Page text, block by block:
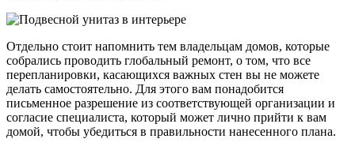
Отдельно стоит напомнить тем владельцам домов, которые
собрались проводить глобальный ремонт, о том, что все
перепланировки, касающихся важных стен вы не можете
делать самостоятельно. Для этого вам понадобится
письменное разрешение из соответствующей организации и
согласие специалиста, который может лично прийти к вам
домой, чтобы убедиться в правильности нанесенного плана.